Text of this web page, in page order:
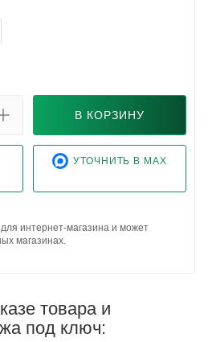
В КОРЗИНУ
УТОЧНИТЬ В MAX
интернет-магазина и может
магазинах.
товара и
под ключ: